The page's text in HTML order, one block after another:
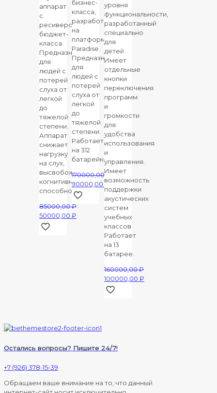
аппарат
с
ресивером,
бюджет-
класса.
Предназначен
для
людей с
потерей
слуха от
легкой
до
тяжелой
степени.
Аппарат
снижает
нагрузку
на слух,
высвобождая
когнитивные
способности.
85000,00₽
Первоначальная
цена
50000,00 ₽
Текущая
бизнес-
класса,
разработанный
на
платформе
Paradise.
Предназначен
для
людей с
потерей
слуха от
легкой
до
тяжелой
степени.
Работает
на 312
батарейке.
170000,00₽
Первоначальная
цена
составляла
170000,00 ₽.
90000,00 ₽
Текущая
90000,00 ₽.
уровня
функциональности,
разработанный
специально
для
детей.
Имеет
отдельные
кнопки
переключения
программ
и
громкости
для
удобства
использования
и
управления.
Имеет
возможность
поддержки
акустических
систем
учебных
классов.
Работает
на 13
батарее.
160000,00₽
Первоначальная
цена
100000,00 ₽
Текущая
Остались вопросы? Пишите 24/7!
+7 (926) 378-15-39
Обращаем ваше внимание на то, что данный